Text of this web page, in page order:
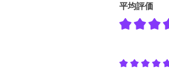
平均評価